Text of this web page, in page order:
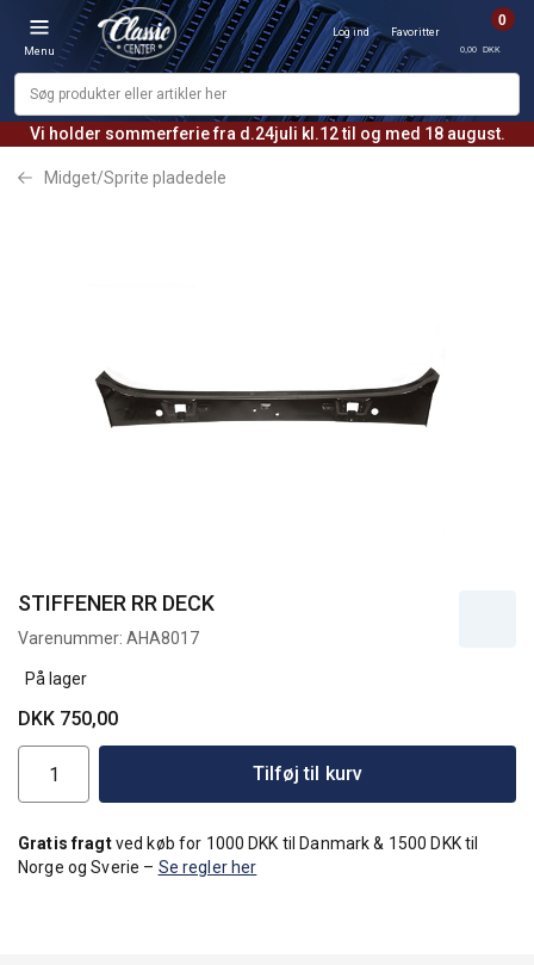
Vi holder sommerferie fra d.24juli kl.12 til og med 18 august.
Menu
Log ind Favoritter
0
0,00 DKK
Midget/Sprite pladedele
STIFFENER RR DECK
Varenummer: AHA8017
På lager
DKK 750,00
Tilføj til kurv
Gratis fragtved køb for 1000 DKK til Danmark & 1500 DKK til
Norge og Sverie – Se regler her